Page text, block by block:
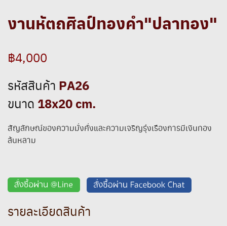
งานหัตถศิลป์ทองคำ"ปลาทอง"
฿4,000
รหัสสินค้า PA26
ขนาด 18x20 cm.
สัญลักษณ์ของความมั่งคั่งและความเจริญรุ่งเรืองการมีเงินทอง
ล้นหลาม
รายละเอียดสินค้า